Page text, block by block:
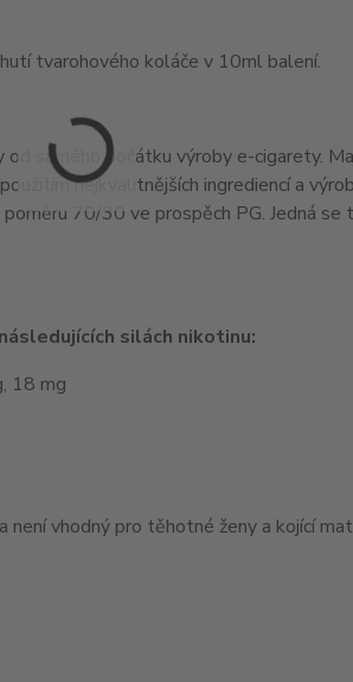
tvarohového koláče v 10ml balení.
od samého počátku výroby e-cigarety.
nejkvalitnějších ingrediencí a
70/30 ve prospěch PG. Jedná
silách nikotinu:
18 mg
není vhodný pro těhotné ženy a kojící